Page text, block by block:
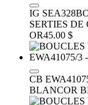
IG SEA328
SERTIES
OR45.00 $
CB
BLANCOR